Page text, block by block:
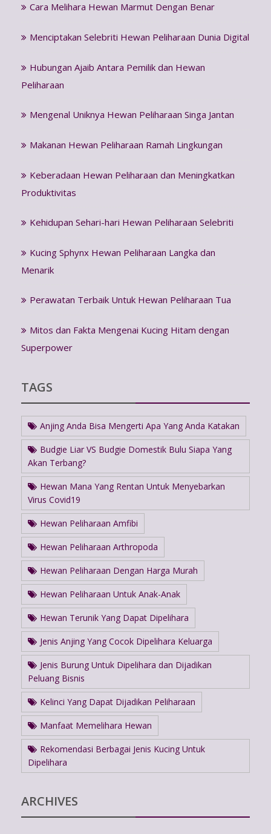
Cara Melihara Hewan Marmut Dengan Benar
Menciptakan Selebriti Hewan Peliharaan Dunia Digital
Hubungan Ajaib Antara Pemilik dan Hewan
Peliharaan
Mengenal Uniknya Hewan Peliharaan Singa Jantan
Makanan Hewan Peliharaan Ramah Lingkungan
Keberadaan Hewan Peliharaan dan Meningkatkan
Produktivitas
Kehidupan Sehari-hari Hewan Peliharaan Selebriti
Kucing Sphynx Hewan Peliharaan Langka dan
Menarik
Perawatan Terbaik Untuk Hewan Peliharaan Tua
Mitos dan Fakta Mengenai Kucing Hitam dengan
Superpower
TAGS
Anjing Anda Bisa Mengerti Apa Yang Anda Katakan
Budgie Liar VS Budgie Domestik Bulu Siapa Yang
Akan Terbang?
Hewan Mana Yang Rentan Untuk Menyebarkan
Virus Covid19
Hewan Peliharaan Amfibi
Hewan Peliharaan Arthropoda
Hewan Peliharaan Dengan Harga Murah
Hewan Peliharaan Untuk Anak-Anak
Hewan Terunik Yang Dapat Dipelihara
Jenis Anjing Yang Cocok Dipelihara Keluarga
Jenis Burung Untuk Dipelihara dan Dijadikan
Peluang Bisnis
Kelinci Yang Dapat Dijadikan Peliharaan
Manfaat Memelihara Hewan
Rekomendasi Berbagai Jenis Kucing Untuk
Dipelihara
ARCHIVES